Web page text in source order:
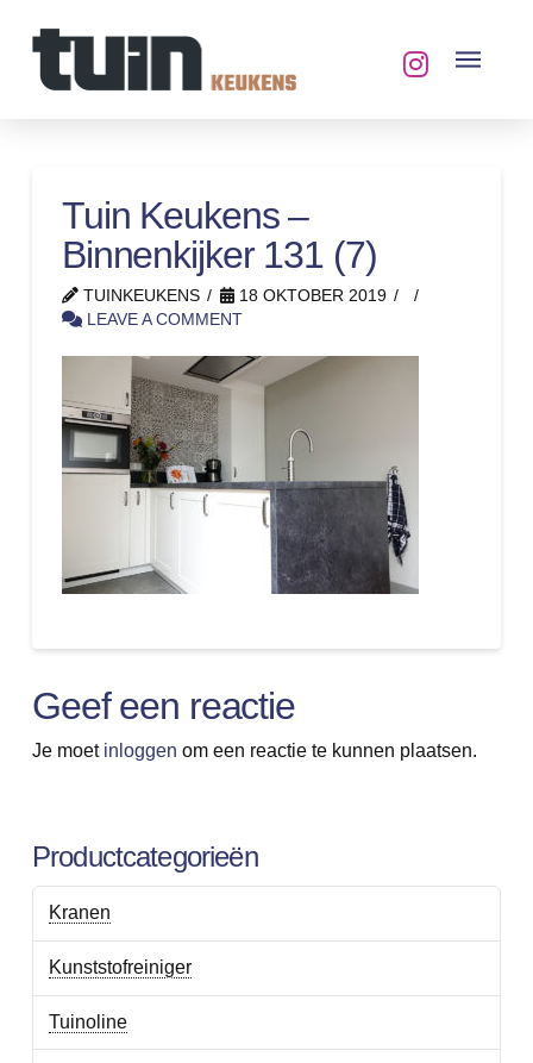
Tuin Keukens –
Binnenkijker 131 (7)
TUINKEUKENS
18 OKTOBER 2019
LEAVE A COMMENT
Geef een reactie
Je moet inloggen om een reactie te kunnen plaatsen.
Productcategorieën
Kranen
Kunststofreiniger
Tuinoline